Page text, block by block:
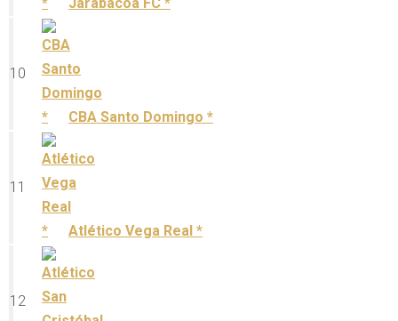
Jarabacoa FC *
10
CBA Santo Domingo *
11
Atlético Vega Real *
12